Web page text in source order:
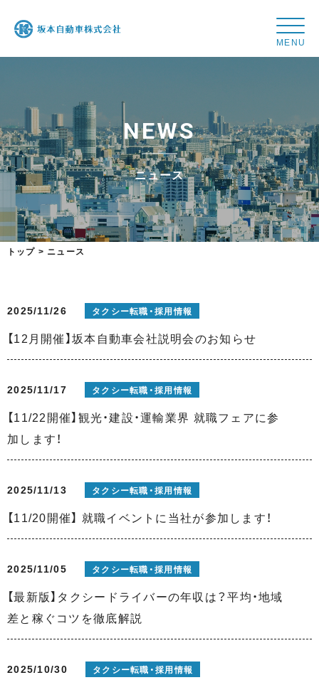
坂
車
株
式
会
社
NEWS
ニュース
トップ > ニュース
2025/11/26 タクシー転職・採用情報
【12月開催】坂本自動車会社説明会のお知らせ
2025/11/17 タクシー転職・採用情報
【11/22開催】観光・建設・運輸業界 就職フェアに参
加します！
2025/11/13 タクシー転職・採用情報
【11/20開催】 就職イベントに当社が参加します！
2025/11/05 タクシー転職・採用情報
【最新版】タクシードライバーの年収は？平均・地域
差と稼ぐコツを徹底解説
2025/10/30 タクシー転職・採用情報